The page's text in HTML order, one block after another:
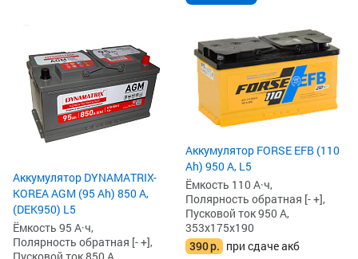
Аккумулятор DYNAMATRIX-
KOREA AGM (95 Ah) 850 А,
(DEK950) L5
Ёмкость 95 А·ч,
Полярность обратная [- +],
Аккумулятор FORSE EFB (110
Ah) 950 А, L5
Ёмкость 110 А·ч,
Полярность обратная [- +],
Пусковой ток 950 А,
353x175x190
390р. при сдаче акб